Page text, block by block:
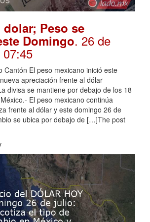
Peso se
Domingo. 26 de
Cantón El peso mexicano inició este
apreciación frente al dólar
divisa se mantiene por debajo de los 18
El peso mexicano continúa
frente al dólar y este domingo 26 de
se ubica por debajo de […]The post